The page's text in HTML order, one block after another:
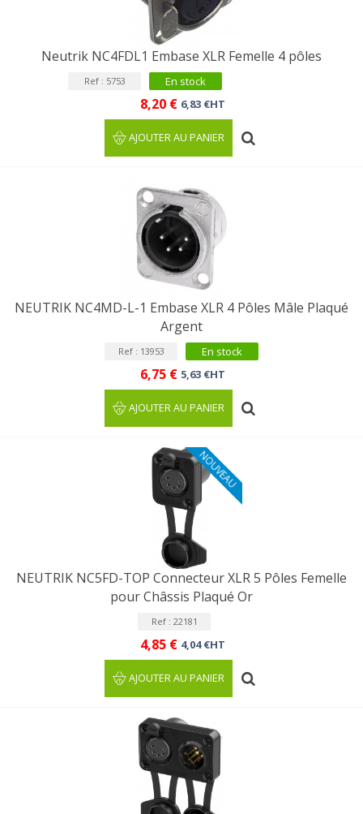
Neutrik NC4FDL1 Embase XLR Femelle 4 pôles
Ref : 5753 En stock
8,20 € 6,83 €HT
AJOUTER AU PANIER
NEUTRIK NC4MD-L-1 Embase XLR 4 Pôles Mâle Plaqué
Argent
Ref : 13953 En stock
6,75 € 5,63 €HT
AJOUTER AU PANIER
NOUVEAU
NEUTRIK NC5FD-TOP Connecteur XLR 5 Pôles Femelle
pour Châssis Plaqué Or
Ref : 22181
4,85 € 4,04 €HT
AJOUTER AU PANIER